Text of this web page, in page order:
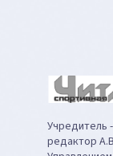
Учредитель
редактор